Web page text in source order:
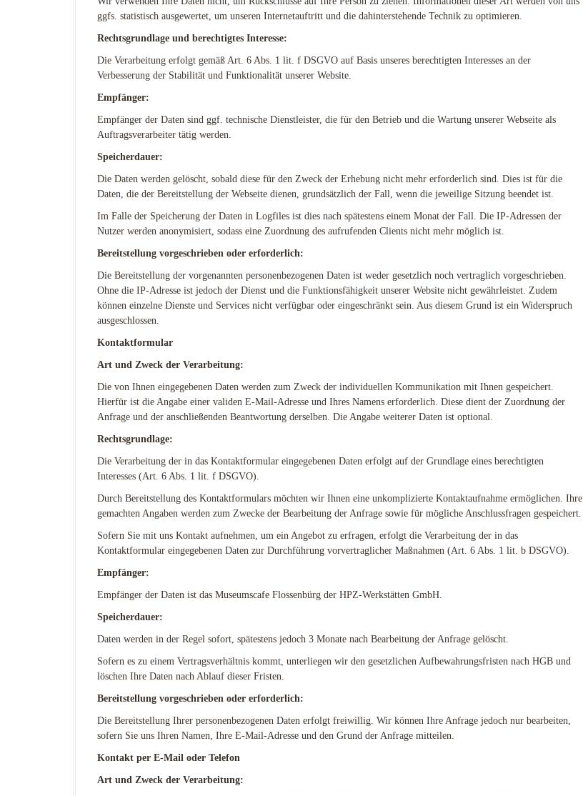
ggfs. statistisch ausgewertet, um unseren Internetauftritt und die dahinterstehende Technik zu optimieren.
Rechtsgrundlage und berechtigtes Interesse:
Die Verarbeitung erfolgt gemäß Art. 6 Abs. 1 lit. f DSGVO auf Basis unseres berechtigten Interesses an der
Verbesserung der Stabilität und Funktionalität unserer Website.
Empfänger:
Empfänger der Daten sind ggf. technische Dienstleister, die für den Betrieb und die Wartung unserer Webseite als
Auftragsverarbeiter tätig werden.
Speicherdauer:
Die Daten werden gelöscht, sobald diese für den Zweck der Erhebung nicht mehr erforderlich sind. Dies ist für die
Daten, die der Bereitstellung der Webseite dienen, grundsätzlich der Fall, wenn die jeweilige Sitzung beendet ist.
Im Falle der Speicherung der Daten in Logfiles ist dies nach spätestens einem Monat der Fall. Die IP-Adressen der
Nutzer werden anonymisiert, sodass eine Zuordnung des aufrufenden Clients nicht mehr möglich ist.
Bereitstellung vorgeschrieben oder erforderlich:
Die Bereitstellung der vorgenannten personenbezogenen Daten ist weder gesetzlich noch vertraglich vorgeschrieben.
Ohne die IP-Adresse ist jedoch der Dienst und die Funktionsfähigkeit unserer Website nicht gewährleistet. Zudem
können einzelne Dienste und Services nicht verfügbar oder eingeschränkt sein. Aus diesem Grund ist ein Widerspruch
ausgeschlossen.
Kontaktformular
Art und Zweck der Verarbeitung:
Die von Ihnen eingegebenen Daten werden zum Zweck der individuellen Kommunikation mit Ihnen gespeichert.
Hierfür ist die Angabe einer validen E-Mail-Adresse und Ihres Namens erforderlich. Diese dient der Zuordnung der
Anfrage und der anschließenden Beantwortung derselben. Die Angabe weiterer Daten ist optional.
Rechtsgrundlage:
Die Verarbeitung der in das Kontaktformular eingegebenen Daten erfolgt auf der Grundlage eines berechtigten
Interesses (Art. 6 Abs. 1 lit. f DSGVO).
Durch Bereitstellung des Kontaktformulars möchten wir Ihnen eine unkomplizierte Kontaktaufnahme ermöglichen. Ihre
gemachten Angaben werden zum Zwecke der Bearbeitung der Anfrage sowie für mögliche Anschlussfragen gespeichert.
Sofern Sie mit uns Kontakt aufnehmen, um ein Angebot zu erfragen, erfolgt die Verarbeitung der in das
Kontaktformular eingegebenen Daten zur Durchführung vorvertraglicher Maßnahmen (Art. 6 Abs. 1 lit. b DSGVO).
Empfänger:
Empfänger der Daten ist das Museumscafe Flossenbürg der HPZ-Werkstätten GmbH.
Speicherdauer:
Daten werden in der Regel sofort, spätestens jedoch 3 Monate nach Bearbeitung der Anfrage gelöscht.
Sofern es zu einem Vertragsverhältnis kommt, unterliegen wir den gesetzlichen Aufbewahrungsfristen nach HGB und
löschen Ihre Daten nach Ablauf dieser Fristen.
Bereitstellung vorgeschrieben oder erforderlich:
Die Bereitstellung Ihrer personenbezogenen Daten erfolgt freiwillig. Wir können Ihre Anfrage jedoch nur bearbeiten,
sofern Sie uns Ihren Namen, Ihre E-Mail-Adresse und den Grund der Anfrage mitteilen.
Kontakt per E-Mail oder Telefon
Art und Zweck der Verarbeitung: